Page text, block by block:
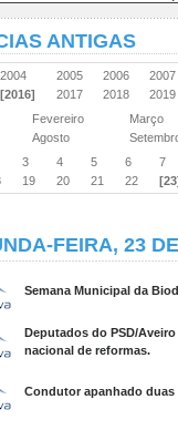
ANTIGAS
2004 2005 2006
[2016] 2017 2018
Fevereiro
Março
Agosto
3 4 5 6
7
19 20 21 22
FEIRA, 23
Semana Municipal da
Deputados do PSD/
nacional de reformas.
Condutor apanhado